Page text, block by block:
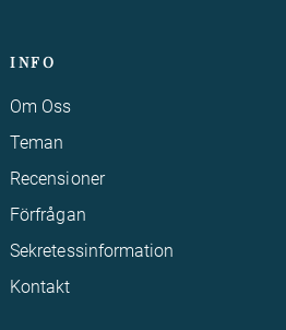
INFO
Om Oss
Teman
Recensioner
Förfrågan
Sekretessinformation
Kontakt